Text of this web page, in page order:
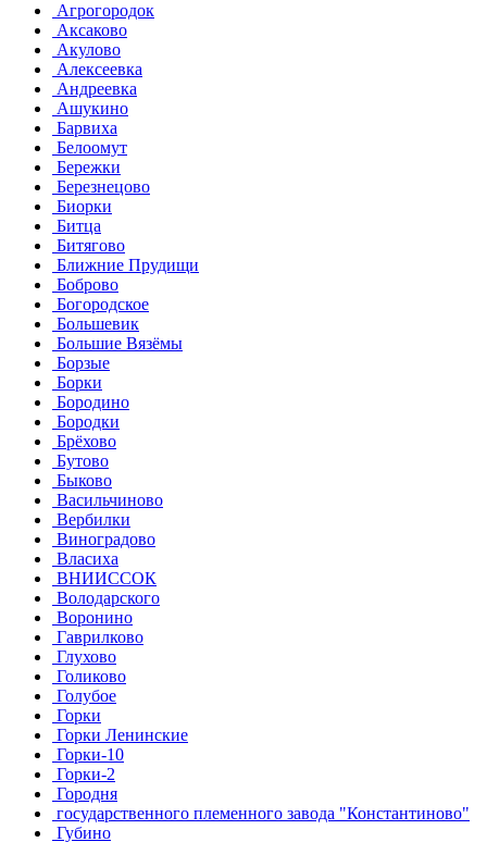
Агрогородок
Аксаково
Акулово
Алексеевка
Андреевка
Ашукино
Барвиха
Белоомут
Бережки
Березнецово
Биорки
Битца
Битягово
Ближние Прудищи
Боброво
Богородское
Большевик
Большие Вязёмы
Борзые
Борки
Бородино
Бородки
Брёхово
Бутово
Быково
Васильчиново
Вербилки
Виноградово
Власиха
ВНИИССОК
Володарского
Воронино
Гаврилково
Глухово
Голиково
Голубое
Горки
Горки Ленинские
Горки-10
Горки-2
Городня
государственного племенного завода "Константиново"
Губино